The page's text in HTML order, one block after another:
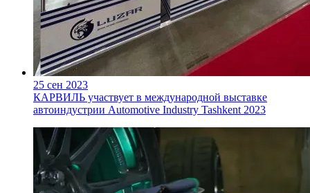
25 сен 2023
КАРВИЛЬ участвует в международной выставке
автоиндустрии Automotive Industry Tashkent 2023